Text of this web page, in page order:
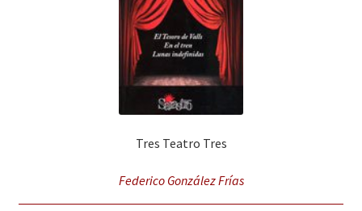
Tres Teatro Tres
Federico González Frías